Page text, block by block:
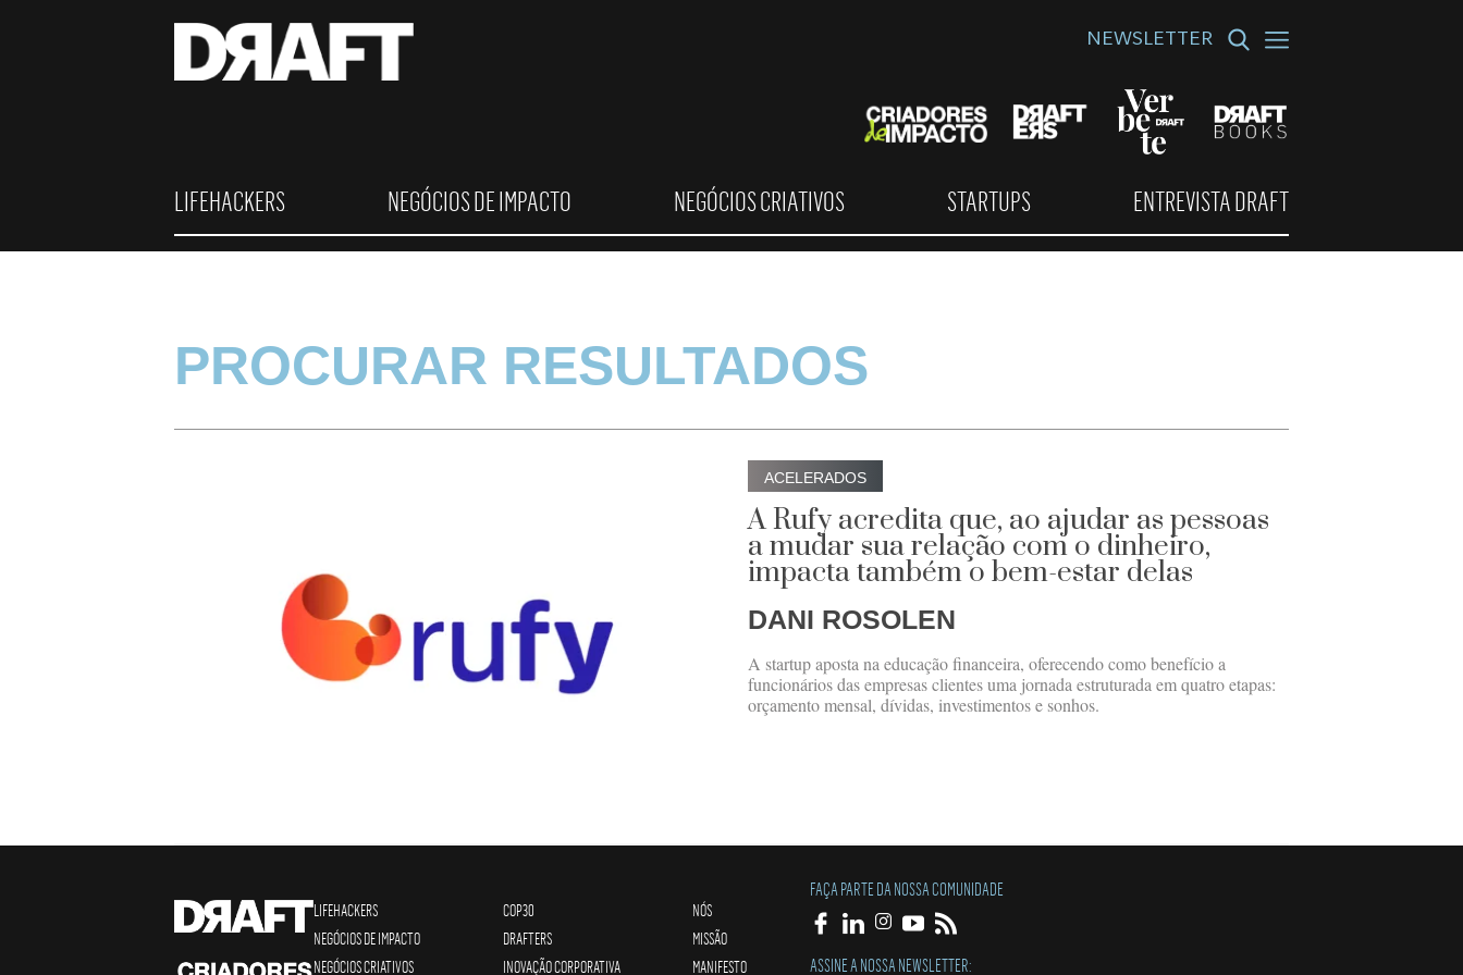
NEWSLETTER
LIFEHACKERS NEGÓCIOS DE IMPACTO NEGÓCIOS CRIATIVOS STARTUPS ENTREVISTA DRAFT
PROCURAR RESULTADOS
ACELERADOS
A Rufy acredita que, ao ajudar as pessoas
a mudar sua relação com o dinheiro,
impacta também o bem-estar delas
DANI ROSOLEN
A startup aposta na educação financeira, oferecendo como benefício a
funcionários das empresas clientes uma jornada estruturada em quatro etapas:
orçamento mensal, dívidas, investimentos e sonhos.
LIFEHACKERS
NEGÓCIOS DE IMPACTO
NEGÓCIOS CRIATIVOS
COP30
DRAFTERS
INOVAÇÃO CORPORATIVA
NÓS
MISSÃO
MANIFESTO
FAÇA PARTE DA NOSSA COMUNIDADE
ASSINE A NOSSA NEWSLETTER: